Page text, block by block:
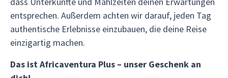
entsprechen. Außerdem achten wir darauf, jeden Tag
authentische Erlebnisse einzubauen, die deine Reise
einzigartig machen.
Das ist Africaventura Plus – unser Geschenk an